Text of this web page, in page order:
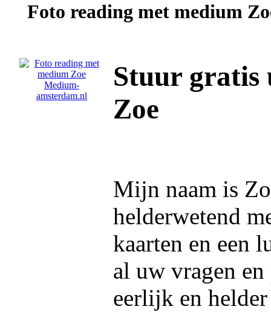
Foto reading met medium
Stuur gratis
Zoe
Mijn naam is
helderwetend
kaarten en een
al uw vragen
eerlijk en